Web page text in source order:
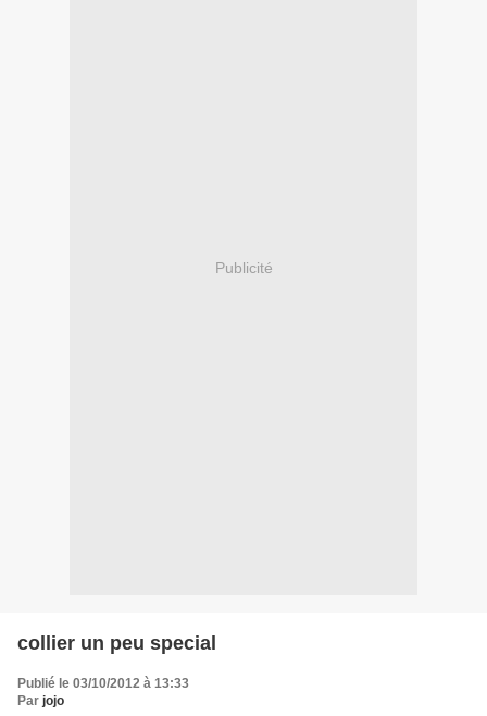
Publicité
collier un peu special
Publié le 03/10/2012 à 13:33
Par jojo